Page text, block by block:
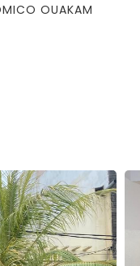
OUAKAM